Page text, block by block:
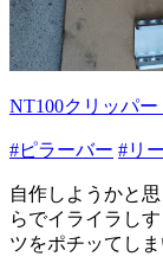
NT100クリッパー
#ピラーバー #リ
自作しようかと
らでイライラし
ツをポチッてし